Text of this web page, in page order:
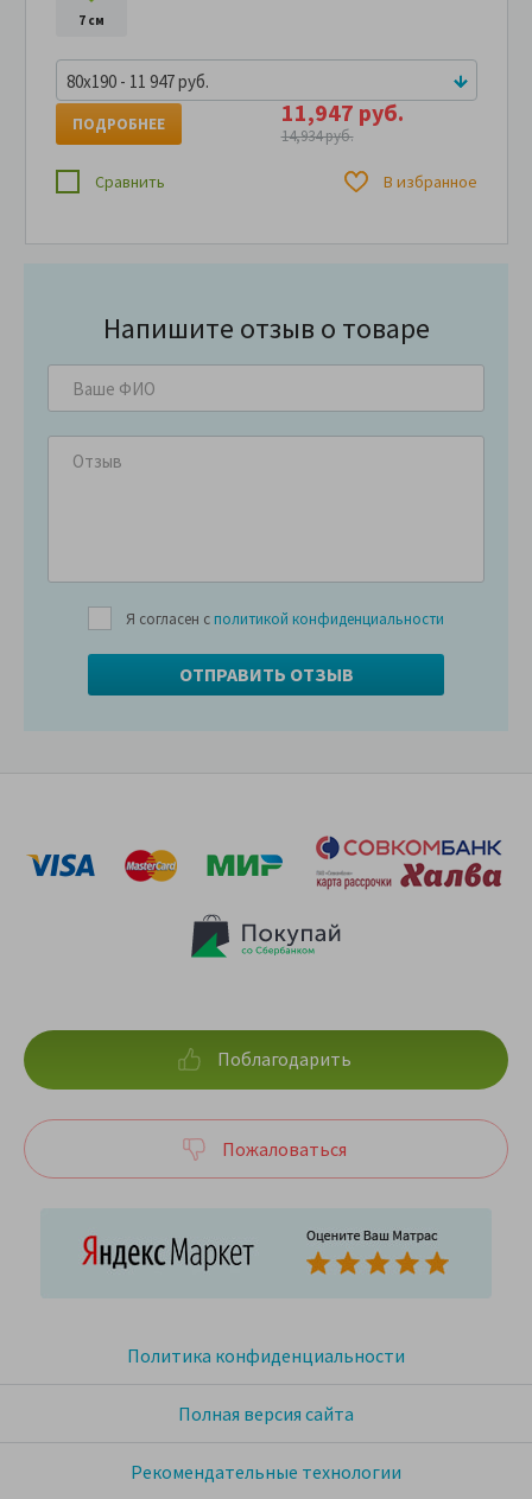
7 см
80x190 - 11 947 руб.
11,947 руб.
14,934 руб.
ПОДРОБНЕЕ
Сравнить В избранное
Напишите отзыв о товаре
Я согласен с политикой конфиденциальности
Политика конфиденциальности
Полная версия сайта
Рекомендательные технологии
Поблагодарить
Пожаловаться